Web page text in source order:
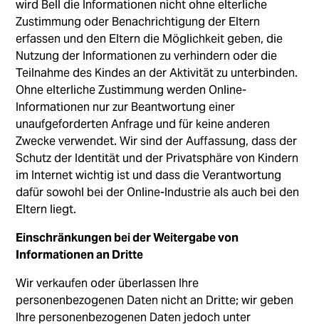
wird Bell die Informationen nicht ohne elterliche
Zustimmung oder Benachrichtigung der Eltern
erfassen und den Eltern die Möglichkeit geben, die
Nutzung der Informationen zu verhindern oder die
Teilnahme des Kindes an der Aktivität zu unterbinden.
Ohne elterliche Zustimmung werden Online-
Informationen nur zur Beantwortung einer
unaufgeforderten Anfrage und für keine anderen
Zwecke verwendet. Wir sind der Auffassung, dass der
Schutz der Identität und der Privatsphäre von Kindern
im Internet wichtig ist und dass die Verantwortung
dafür sowohl bei der Online-Industrie als auch bei den
Eltern liegt.
Einschränkungen bei der Weitergabe von
Informationen an Dritte
Wir verkaufen oder überlassen Ihre
personenbezogenen Daten nicht an Dritte; wir geben
Ihre personenbezogenen Daten jedoch unter